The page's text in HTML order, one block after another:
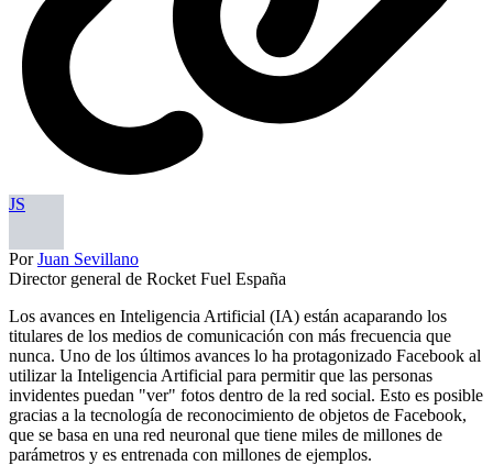
JS
PorJuan Sevillano
Director general de Rocket Fuel España
Los avances en Inteligencia Artificial (IA) están acaparando los
titulares de los medios de comunicación con más frecuencia que
nunca. Uno de los últimos avances lo ha protagonizado Facebook al
utilizar la Inteligencia Artificial para permitir que las personas
invidentes puedan "ver" fotos dentro de la red social. Esto es posible
gracias a la tecnología de reconocimiento de objetos de Facebook,
que se basa en una red neuronal que tiene miles de millones de
parámetros y es entrenada con millones de ejemplos.